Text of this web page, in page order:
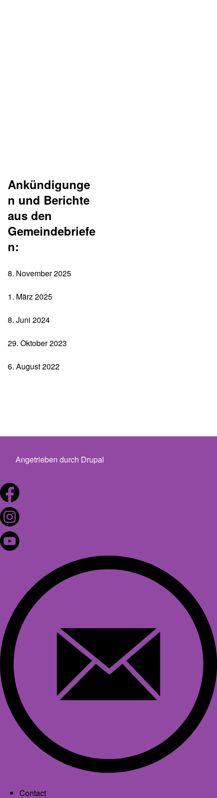
Ankündigunge
n und Berichte
aus den
Gemeindebriefe
n:
8. November 2025
1. März 2025
8. Juni 2024
29. Oktober 2023
6. August 2022
Angetrieben durch Drupal
Contact